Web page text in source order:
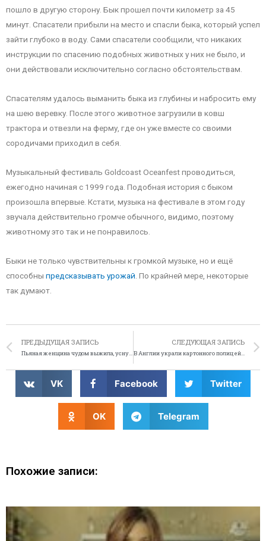
пошло в другую сторону. Бык прошел почти километр за 45
минут. Спасатели прибыли на место и спасли быка, который успел
зайти глубоко в воду. Сами спасатели сообщили, что никаких
инструкции по спасению подобных животных у них не было, и
они действовали исключительно согласно обстоятельствам.
Спасателям удалось выманить быка из глубины и набросить ему
на шею веревку. После этого животное загрузили в ковш
трактора и отвезли на ферму, где он уже вместе со своими
сородичами приходил в себя.
Музыкальный фестиваль Goldcoast Oceanfest проводиться,
ежегодно начиная с 1999 года. Подобная история с быком
произошла впервые. Кстати, музыка на фестивале в этом году
звучала действительно громче обычного, видимо, поэтому
животному это так и не понравилось.
Быки не только чувствительны к громкой музыке, но и ещё
способны предсказывать урожай . По крайней мере, некоторые
так думают.
ПРЕДЫДУЩАЯ ЗАПИСЬ
Пьяная женщина чудом выжила, уснув на рельсах
СЛЕДУЮЩАЯ ЗАПИСЬ
В Англии украли картонного полицейского
VK Facebook Twitter
OK Telegram
Похожие записи: